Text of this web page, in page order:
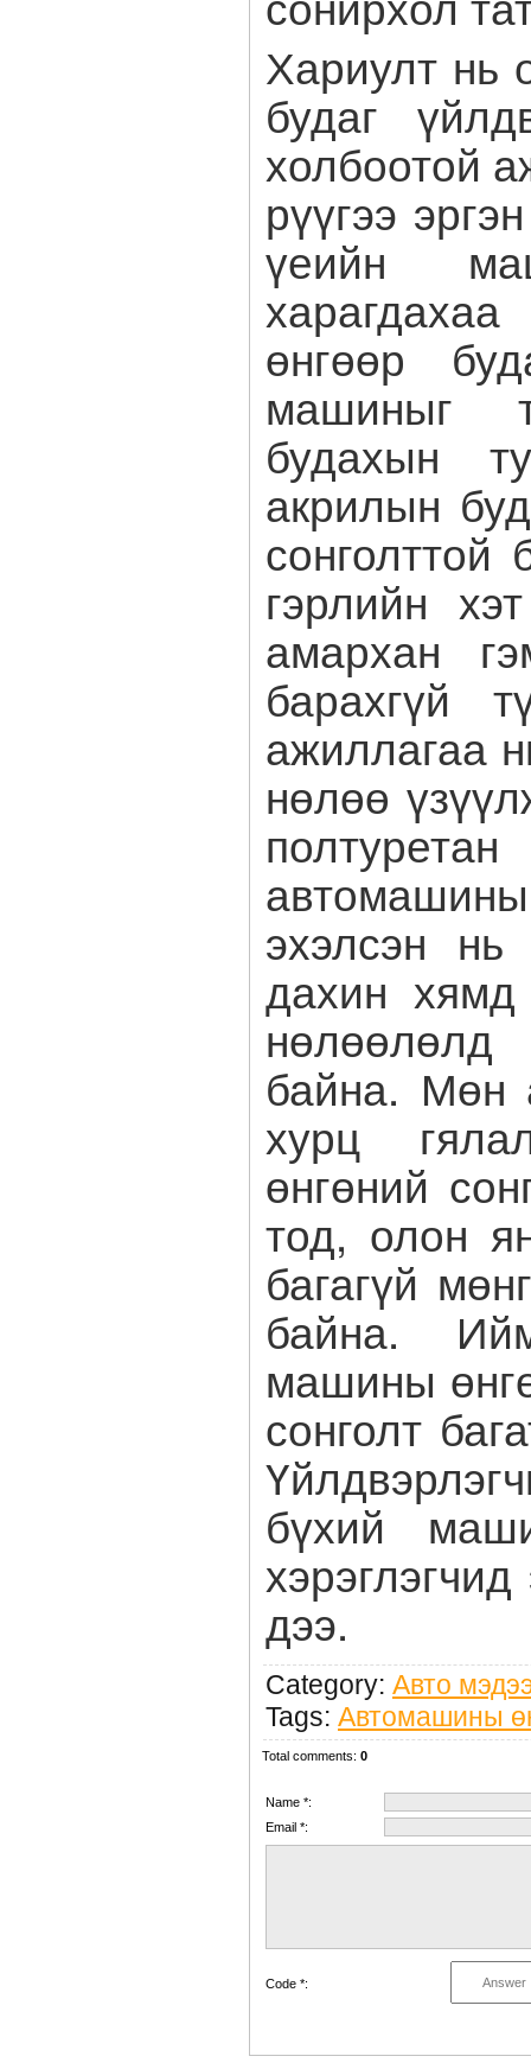
Хариулт нь
будаг
холбоотой
рүүгээ
үеийн
өнгөөр
машиныг
будахын
акрилын
гэрлийн
амархан
барахгүй
ажиллагаа
нөлөө
эхэлсэн
дахин хямд
байна. Мөн
хурц
өнгөний
тод, олон
багагүй
байна.
машины
сонголт
бүхий
дээ.
Category: Авто
Tags: Автомашины
Total comments: 0
Name *:
Email *:
Code *: